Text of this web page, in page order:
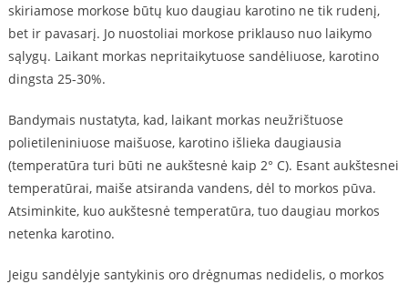
skiriamose morkose būtų kuo daugiau karotino ne tik rudenį,
bet ir pavasarį. Jo nuostoliai morkose priklauso nuo laikymo
sąlygų. Laikant morkas nepritaikytuose sandėliuose, karotino
dingsta 25-30%.
Bandymais nustatyta, kad, laikant morkas neužrištuose
polietileniniuose maišuose, karotino išlieka daugiausia
(temperatūra turi būti ne aukštesnė kaip 2° C). Esant aukštesnei
temperatūrai, maiše atsiranda vandens, dėl to morkos pūva.
Atsiminkite, kuo aukštesnė temperatūra, tuo daugiau morkos
netenka karotino.
Jeigu sandėlyje santykinis oro drėgnumas nedidelis, o morkos